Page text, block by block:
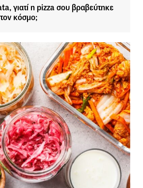
γιατί η pizza σου βραβεύτηκε
κόσμο;